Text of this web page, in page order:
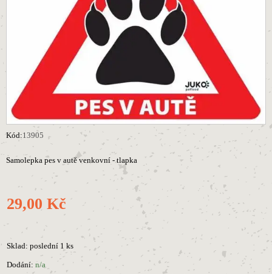
Kód:13905
Samolepka pes v autě venkovní - tlapka
29,00 Kč
Sklad: poslední 1 ks
Dodání: n/a